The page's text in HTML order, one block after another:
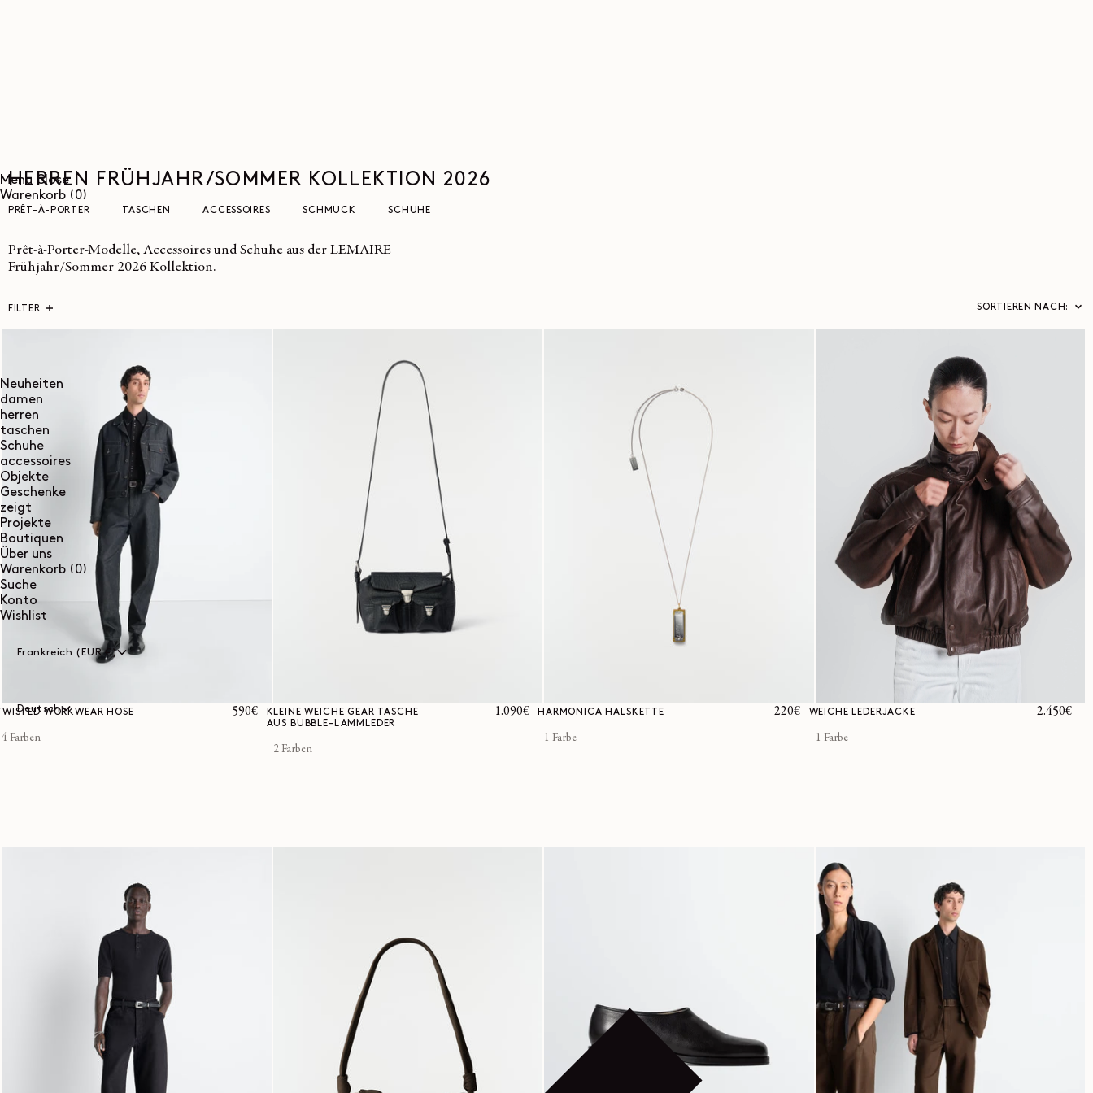
Menu Close
Warenkorb (0)
Artikel
Neuheiten
damen
herren
taschen
Schuhe
accessoires
Objekte
Geschenke
zeigt
Projekte
Boutiquen
Über uns
Warenkorb (0)
Artikel
Suche
Konto
Wishlist
Frankreich (EUR €)
Deutsch
HERREN FRÜHJAHR/SOMMER KOLLEKTION 2026
PRÊT-À-PORTER TASCHEN ACCESSOIRES SCHMUCK SCHUHE
Prêt-à-Porter-Modelle, Accessoires und Schuhe aus der LEMAIRE
Frühjahr/Sommer 2026 Kollektion.
FILTER SORTIEREN NACH:
WORKWEAR HOSE
Normaler
590€
4 Farben
KLEINE WEICHE GEAR TASCHE
AUS BUBBLE-LAMMLEDER
Normaler
1.090€
2 Farben
HARMONICA HALSKETTE
Normaler
220€
1 Farbe
WEICHE LEDERJACKE
Normaler
2.450€
1 Farbe